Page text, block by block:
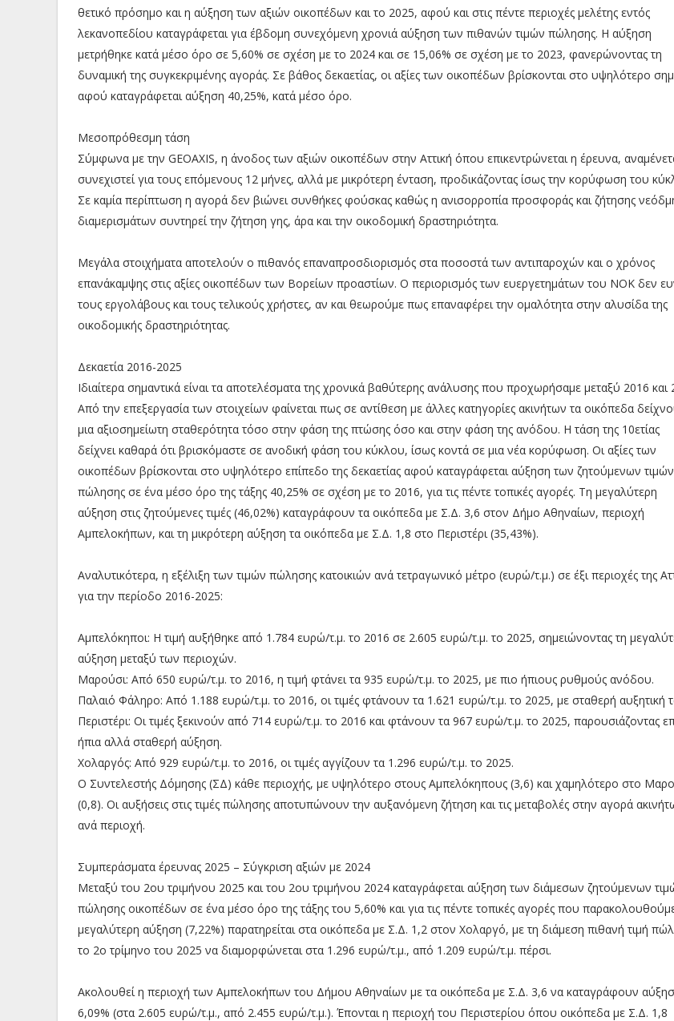
θετικό πρόσημο και η αύξηση των αξιών οικοπέδων και το 2025, αφού και στις πέντε περιοχές μελέτης εντός
λεκανοπεδίου καταγράφεται για έβδομη συνεχόμενη χρονιά αύξηση των πιθανών τιμών πώλησης. Η αύξηση
μετρήθηκε κατά μέσο όρο σε 5,60% σε σχέση με το 2024 και σε 15,06% σε σχέση με το 2023, φανερώνοντας τη
δυναμική της συγκεκριμένης αγοράς. Σε βάθος δεκαετίας, οι αξίες των οικοπέδων βρίσκονται στο υψηλότερο
αφού καταγράφεται αύξηση 40,25%, κατά μέσο όρο.
Μεσοπρόθεσμη τάση
Σύμφωνα με την GEOAXIS, η άνοδος των αξιών οικοπέδων στην Αττική όπου επικεντρώνεται η έρευνα,
συνεχιστεί για τους επόμενους 12 μήνες, αλλά με μικρότερη ένταση, προδικάζοντας ίσως την κορύφωση του
Σε καμία περίπτωση η αγορά δεν βιώνει συνθήκες φούσκας καθώς η ανισορροπία προσφοράς και ζήτησης
διαμερισμάτων συντηρεί την ζήτηση γης, άρα και την οικοδομική δραστηριότητα.
Μεγάλα στοιχήματα αποτελούν ο πιθανός επαναπροσδιορισμός στα ποσοστά των αντιπαροχών και ο χρόνος
επανάκαμψης στις αξίες οικοπέδων των Βορείων προαστίων. Ο περιορισμός των ευεργετημάτων του ΝΟΚ δεν
τους εργολάβους και τους τελικούς χρήστες, αν και θεωρούμε πως επαναφέρει την ομαλότητα στην αλυσίδα της
οικοδομικής δραστηριότητας.
Δεκαετία 2016-2025
Ιδιαίτερα σημαντικά είναι τα αποτελέσματα της χρονικά βαθύτερης ανάλυσης που προχωρήσαμε μεταξύ 2016 και
Από την επεξεργασία των στοιχείων φαίνεται πως σε αντίθεση με άλλες κατηγορίες ακινήτων τα οικόπεδα
μια αξιοσημείωτη σταθερότητα τόσο στην φάση της πτώσης όσο και στην φάση της ανόδου. Η τάση της 10ετίας
δείχνει καθαρά ότι βρισκόμαστε σε ανοδική φάση του κύκλου, ίσως κοντά σε μια νέα κορύφωση. Οι αξίες των
οικοπέδων βρίσκονται στο υψηλότερο επίπεδο της δεκαετίας αφού καταγράφεται αύξηση των ζητούμενων τιμών
πώλησης σε ένα μέσο όρο της τάξης 40,25% σε σχέση με το 2016, για τις πέντε τοπικές αγορές. Τη μεγαλύτερη
αύξηση στις ζητούμενες τιμές (46,02%) καταγράφουν τα οικόπεδα με Σ.Δ. 3,6 στον Δήμο Αθηναίων, περιοχή
Αμπελοκήπων, και τη μικρότερη αύξηση τα οικόπεδα με Σ.Δ. 1,8 στο Περιστέρι (35,43%).
Αναλυτικότερα, η εξέλιξη των τιμών πώλησης κατοικιών ανά τετραγωνικό μέτρο (ευρώ/τ.μ.) σε έξι περιοχές της
για την περίοδο 2016-2025:
Αμπελόκηποι: Η τιμή αυξήθηκε από 1.784 ευρώ/τ.μ. το 2016 σε 2.605 ευρώ/τ.μ. το 2025, σημειώνοντας τη
αύξηση μεταξύ των περιοχών.
Μαρούσι: Από 650 ευρώ/τ.μ. το 2016, η τιμή φτάνει τα 935 ευρώ/τ.μ. το 2025, με πιο ήπιους ρυθμούς ανόδου.
Παλαιό Φάληρο: Από 1.188 ευρώ/τ.μ. το 2016, οι τιμές φτάνουν τα 1.621 ευρώ/τ.μ. το 2025, με σταθερή αυξητική
Περιστέρι: Οι τιμές ξεκινούν από 714 ευρώ/τ.μ. το 2016 και φτάνουν τα 967 ευρώ/τ.μ. το 2025, παρουσιάζοντας
ήπια αλλά σταθερή αύξηση.
Χολαργός: Από 929 ευρώ/τ.μ. το 2016, οι τιμές αγγίζουν τα 1.296 ευρώ/τ.μ. το 2025.
Ο Συντελεστής Δόμησης (ΣΔ) κάθε περιοχής, με υψηλότερο στους Αμπελόκηπους (3,6) και χαμηλότερο στο
(0,8). Οι αυξήσεις στις τιμές πώλησης αποτυπώνουν την αυξανόμενη ζήτηση και τις μεταβολές στην αγορά
ανά περιοχή.
Συμπεράσματα έρευνας 2025 – Σύγκριση αξιών με 2024
Μεταξύ του 2ου τριμήνου 2025 και του 2ου τριμήνου 2024 καταγράφεται αύξηση των διάμεσων ζητούμενων
πώλησης οικοπέδων σε ένα μέσο όρο της τάξης του 5,60% και για τις πέντε τοπικές αγορές που
μεγαλύτερη αύξηση (7,22%) παρατηρείται στα οικόπεδα με Σ.Δ. 1,2 στον Χολαργό, με τη διάμεση πιθανή τιμή
το 2ο τρίμηνο του 2025 να διαμορφώνεται στα 1.296 ευρώ/τ.μ., από 1.209 ευρώ/τ.μ. πέρσι.
Ακολουθεί η περιοχή των Αμπελοκήπων του Δήμου Αθηναίων με τα οικόπεδα με Σ.Δ. 3,6 να καταγράφουν
6,09% (στα 2.605 ευρώ/τ.μ., από 2.455 ευρώ/τ.μ.). Έπονται η περιοχή του Περιστερίου όπου οικόπεδα με Σ.Δ. 1,8